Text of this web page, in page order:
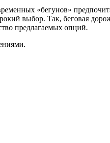
«бегунов»
выбор. Так, беговая
предлагаемых опций.